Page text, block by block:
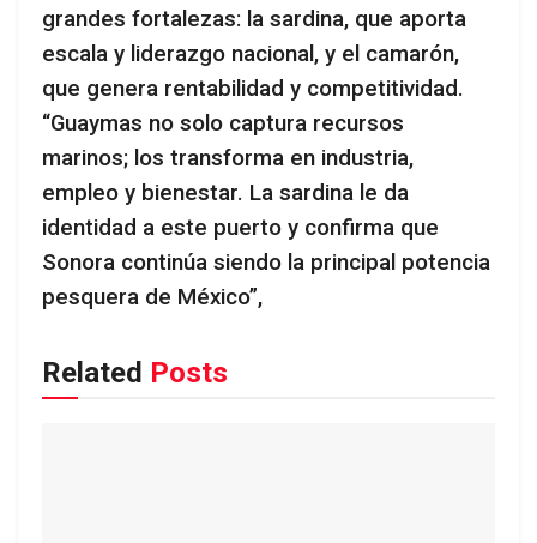
grandes fortalezas: la sardina, que aporta
escala y liderazgo nacional, y el camarón,
que genera rentabilidad y competitividad.
“Guaymas no solo captura recursos
marinos; los transforma en industria,
empleo y bienestar. La sardina le da
identidad a este puerto y confirma que
Sonora continúa siendo la principal potencia
pesquera de México”,
Related Posts